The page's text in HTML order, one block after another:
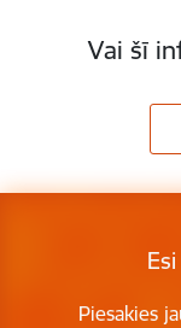
Vai šī
Piesakies